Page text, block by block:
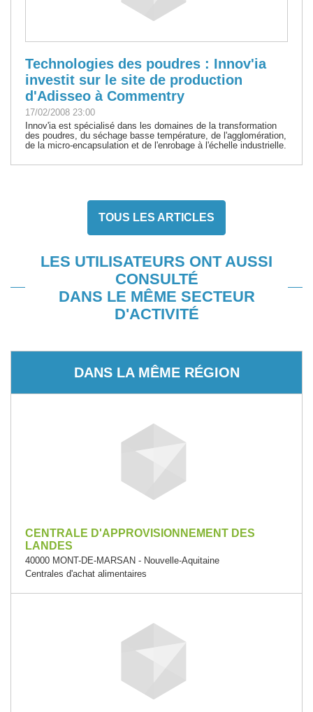
Technologies des poudres : Innov'ia
investit sur le site de production
d'Adisseo à Commentry
17/02/2008 23:00
Innov'ia est spécialisé dans les domaines de la transformation
des poudres, du séchage basse température, de l'agglomération,
de la micro-encapsulation et de l'enrobage à l'échelle industrielle.
TOUS LES ARTICLES
LES UTILISATEURS ONT AUSSI
CONSULTÉ
DANS LE MÊME SECTEUR
D'ACTIVITÉ
DANS LA MÊME RÉGION
CENTRALE D'APPROVISIONNEMENT DES
LANDES
40000 MONT-DE-MARSAN - Nouvelle-Aquitaine
Centrales d'achat alimentaires